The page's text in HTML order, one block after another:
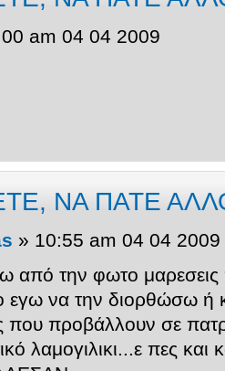
am 04 04 2009
ΝΑ ΠΑΤΕ
» 10:55 am 04 04 2009
από την φωτο
να την διορθώσω ή
που προβάλλουν σε
λαμογιλικι...ε πες